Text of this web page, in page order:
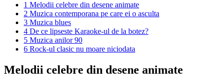
1 Melodii celebre din desene animate
2 Muzica contemporana pe care ei o asculta
3 Muzica blues
4 De ce lipseste Karaoke-ul de la botez?
5 Muzica anilor 90
6 Rock-ul clasic nu moare niciodata
Melodii celebre din desene animate